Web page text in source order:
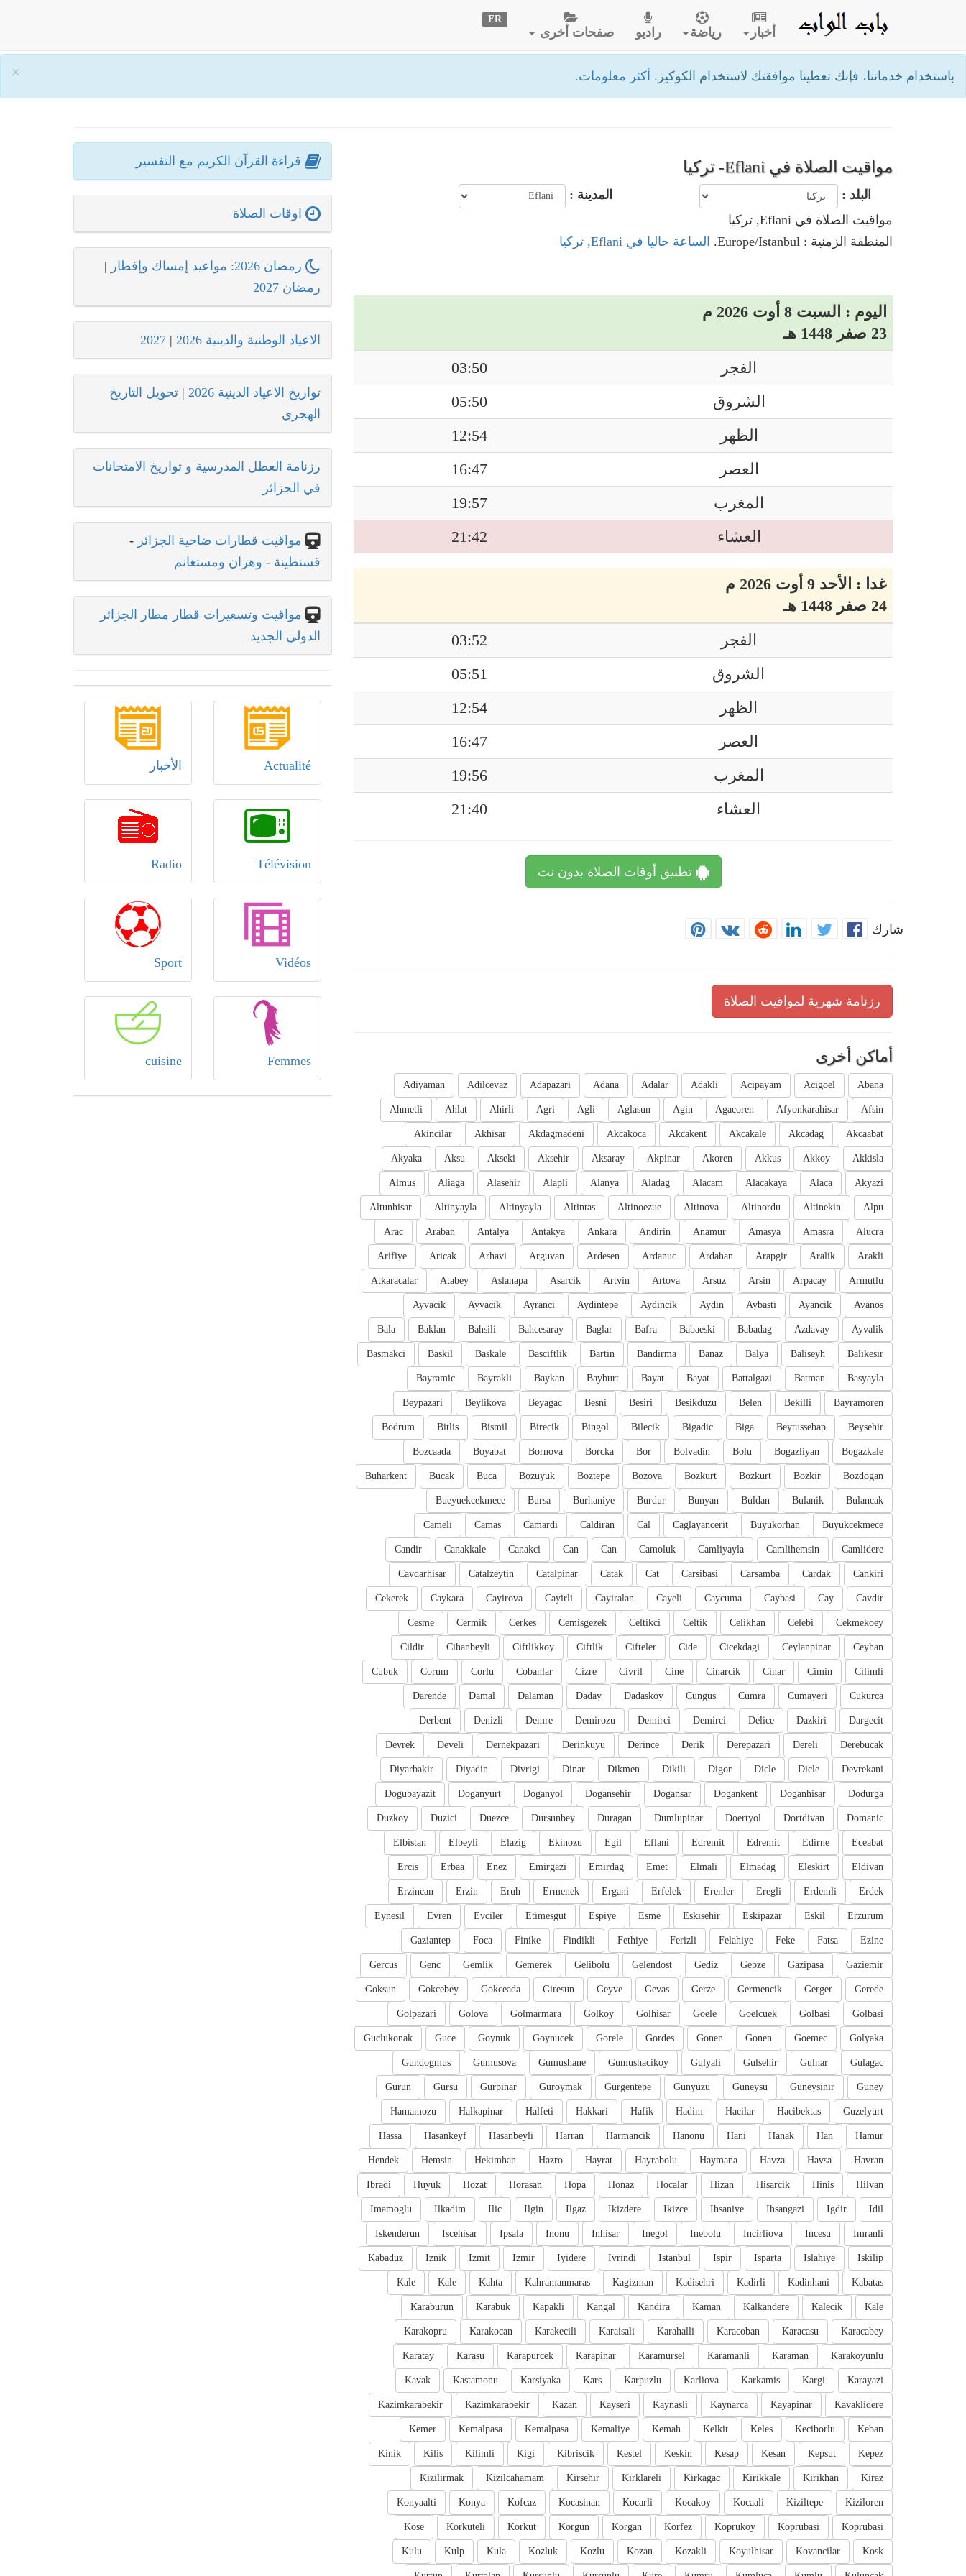
× باستخدام خدماتنا، فإنك تعطينا موافقتك لاستخدام الكوكيز. أكثر معلومات.
أخبار رياضة راديو صفحات أخرى
FR
مواقيت الصلاة في Eflani- تركيا
البلد :
المدينة :
مواقيت الصلاة في Eflani, تركيا
المنطقة الزمنية : Europe/Istanbul.
الساعة حاليا في Eflani, تركيا
اليوم : السبت 8 أوت 2026 م
23 صفر 1448 هـ
الفجر
03:50
الشروق
05:50
الظهر
12:54
العصر
16:47
المغرب
19:57
العشاء
21:42
غدا : الأحد 9 أوت 2026 م
24 صفر 1448 هـ
الفجر
03:52
الشروق
05:51
الظهر
12:54
العصر
16:47
المغرب
19:56
العشاء
21:40
تطبيق أوقات الصلاة بدون نت
شارك
رزنامة شهرية لمواقيت الصلاة
أماكن أخرى
Abana
Acigoel
Acipayam
Adakli
Adalar
Adana
Adapazari
Adilcevaz
Adiyaman
Afsin
Afyonkarahisar
Agacoren
Agin
Aglasun
Agli
Agri
Ahirli
Ahlat
Ahmetli
Akcaabat
Akcadag
Akcakale
Akcakent
Akcakoca
Akdagmadeni
Akhisar
Akincilar
Akkisla
Akkoy
Akkus
Akoren
Akpinar
Aksaray
Aksehir
Akseki
Aksu
Akyaka
Akyazi
Alaca
Alacakaya
Alacam
Aladag
Alanya
Alapli
Alasehir
Aliaga
Almus
Alpu
Altinekin
Altinordu
Altinova
Altinoezue
Altintas
Altinyayla
Altinyayla
Altunhisar
Alucra
Amasra
Amasya
Anamur
Andirin
Ankara
Antakya
Antalya
Araban
Arac
Arakli
Aralik
Arapgir
Ardahan
Ardanuc
Ardesen
Arguvan
Arhavi
Aricak
Arifiye
Armutlu
Arpacay
Arsin
Arsuz
Artova
Artvin
Asarcik
Aslanapa
Atabey
Atkaracalar
Avanos
Ayancik
Aybasti
Aydin
Aydincik
Aydintepe
Ayranci
Ayvacik
Ayvacik
Ayvalik
Azdavay
Babadag
Babaeski
Bafra
Baglar
Bahcesaray
Bahsili
Baklan
Bala
Balikesir
Baliseyh
Balya
Banaz
Bandirma
Bartin
Basciftlik
Baskale
Baskil
Basmakci
Basyayla
Batman
Battalgazi
Bayat
Bayat
Bayburt
Baykan
Bayrakli
Bayramic
Bayramoren
Bekilli
Belen
Besikduzu
Besiri
Besni
Beyagac
Beylikova
Beypazari
Beysehir
Beytussebap
Biga
Bigadic
Bilecik
Bingol
Birecik
Bismil
Bitlis
Bodrum
Bogazkale
Bogazliyan
Bolu
Bolvadin
Bor
Borcka
Bornova
Boyabat
Bozcaada
Bozdogan
Bozkir
Bozkurt
Bozkurt
Bozova
Boztepe
Bozuyuk
Buca
Bucak
Buharkent
Bulancak
Bulanik
Buldan
Bunyan
Burdur
Burhaniye
Bursa
Bueyuekcekmece
Buyukcekmece
Buyukorhan
Caglayancerit
Cal
Caldiran
Camardi
Camas
Cameli
Camlidere
Camlihemsin
Camliyayla
Camoluk
Can
Can
Canakci
Canakkale
Candir
Cankiri
Cardak
Carsamba
Carsibasi
Cat
Catak
Catalpinar
Catalzeytin
Cavdarhisar
Cavdir
Cay
Caybasi
Caycuma
Cayeli
Cayiralan
Cayirli
Cayirova
Caykara
Cekerek
Cekmekoey
Celebi
Celikhan
Celtik
Celtikci
Cemisgezek
Cerkes
Cermik
Cesme
Ceyhan
Ceylanpinar
Cicekdagi
Cide
Cifteler
Ciftlik
Ciftlikkoy
Cihanbeyli
Cildir
Cilimli
Cimin
Cinar
Cinarcik
Cine
Civril
Cizre
Cobanlar
Corlu
Corum
Cubuk
Cukurca
Cumayeri
Cumra
Cungus
Dadaskoy
Daday
Dalaman
Damal
Darende
Dargecit
Dazkiri
Delice
Demirci
Demirci
Demirozu
Demre
Denizli
Derbent
Derebucak
Dereli
Derepazari
Derik
Derince
Derinkuyu
Dernekpazari
Develi
Devrek
Devrekani
Dicle
Dicle
Digor
Dikili
Dikmen
Dinar
Divrigi
Diyadin
Diyarbakir
Dodurga
Doganhisar
Dogankent
Dogansar
Dogansehir
Doganyol
Doganyurt
Dogubayazit
Domanic
Dortdivan
Doertyol
Dumlupinar
Duragan
Dursunbey
Duezce
Duzici
Duzkoy
Eceabat
Edirne
Edremit
Edremit
Eflani
Egil
Ekinozu
Elazig
Elbeyli
Elbistan
Eldivan
Eleskirt
Elmadag
Elmali
Emet
Emirdag
Emirgazi
Enez
Erbaa
Ercis
Erdek
Erdemli
Eregli
Erenler
Erfelek
Ergani
Ermenek
Eruh
Erzin
Erzincan
Erzurum
Eskil
Eskipazar
Eskisehir
Esme
Espiye
Etimesgut
Evciler
Evren
Eynesil
Ezine
Fatsa
Feke
Felahiye
Ferizli
Fethiye
Findikli
Finike
Foca
Gaziantep
Gaziemir
Gazipasa
Gebze
Gediz
Gelendost
Gelibolu
Gemerek
Gemlik
Genc
Gercus
Gerede
Gerger
Germencik
Gerze
Gevas
Geyve
Giresun
Gokceada
Gokcebey
Goksun
Golbasi
Golbasi
Goelcuek
Goele
Golhisar
Golkoy
Golmarmara
Golova
Golpazari
Golyaka
Goemec
Gonen
Gonen
Gordes
Gorele
Goynucek
Goynuk
Guce
Guclukonak
Gulagac
Gulnar
Gulsehir
Gulyali
Gumushacikoy
Gumushane
Gumusova
Gundogmus
Guney
Guneysinir
Guneysu
Gunyuzu
Gurgentepe
Guroymak
Gurpinar
Gursu
Gurun
Guzelyurt
Hacibektas
Hacilar
Hadim
Hafik
Hakkari
Halfeti
Halkapinar
Hamamozu
Hamur
Han
Hanak
Hani
Hanonu
Harmancik
Harran
Hasanbeyli
Hasankeyf
Hassa
Havran
Havsa
Havza
Haymana
Hayrabolu
Hayrat
Hazro
Hekimhan
Hemsin
Hendek
Hilvan
Hinis
Hisarcik
Hizan
Hocalar
Honaz
Hopa
Horasan
Hozat
Huyuk
Ibradi
Idil
Igdir
Ihsangazi
Ihsaniye
Ikizce
Ikizdere
Ilgaz
Ilgin
Ilic
Ilkadim
Imamoglu
Imranli
Incesu
Incirliova
Inebolu
Inegol
Inhisar
Inonu
Ipsala
Iscehisar
Iskenderun
Iskilip
Islahiye
Isparta
Ispir
Istanbul
Ivrindi
Iyidere
Izmir
Izmit
Iznik
Kabaduz
Kabatas
Kadinhani
Kadirli
Kadisehri
Kagizman
Kahramanmaras
Kahta
Kale
Kale
Kale
Kalecik
Kalkandere
Kaman
Kandira
Kangal
Kapakli
Karabuk
Karaburun
Karacabey
Karacasu
Karacoban
Karahalli
Karaisali
Karakecili
Karakocan
Karakopru
Karakoyunlu
Karaman
Karamanli
Karamursel
Karapinar
Karapurcek
Karasu
Karatay
Karayazi
Kargi
Karkamis
Karliova
Karpuzlu
Kars
Karsiyaka
Kastamonu
Kavak
Kavaklidere
Kayapinar
Kaynarca
Kaynasli
Kayseri
Kazan
Kazimkarabekir
Kazimkarabekir
Keban
Keciborlu
Keles
Kelkit
Kemah
Kemaliye
Kemalpasa
Kemalpasa
Kemer
Kepez
Kepsut
Kesan
Kesap
Keskin
Kestel
Kibriscik
Kigi
Kilimli
Kilis
Kinik
Kiraz
Kirikhan
Kirikkale
Kirkagac
Kirklareli
Kirsehir
Kizilcahamam
Kizilirmak
Kiziloren
Kiziltepe
Kocaali
Kocakoy
Kocarli
Kocasinan
Kofcaz
Konya
Konyaalti
Koprubasi
Koprubasi
Koprukoy
Korfez
Korgan
Korgun
Korkut
Korkuteli
Kose
Kosk
Kovancilar
Koyulhisar
Kozakli
Kozan
Kozlu
Kozluk
Kula
Kulp
Kulu
قراءة القرآن الكريم مع التفسير
اوقات الصلاة
رمضان 2026: مواعيد إمساك وإفطار
|
رمضان 2027
الاعياد الوطنية والدينية 2026 |
2027
تواريخ الاعياد الدينية 2026 | تحويل التاريخ
الهجري
رزنامة العطل المدرسية و تواريخ الامتحانات
في الجزائر
مواقيت قطارات ضاحية الجزائر -
قسنطينة - وهران ومستغانم
مواقيت وتسعيرات قطار مطار الجزائر
الدولي الجديد
Actualité الأخبار
Télévision
Radio
Vidéos
Sport
Femmes
cuisine